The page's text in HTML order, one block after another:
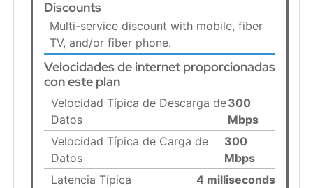
Discounts
Multi-service discount with mobile, fiber
TV, and/or fiber phone.
Velocidades de internet proporcionadas
con este plan
Velocidad Típica de Descarga de
Datos
300
Mbps
Velocidad Típica de Carga de
Datos
300
Mbps
Latencia Típica
4 milliseconds